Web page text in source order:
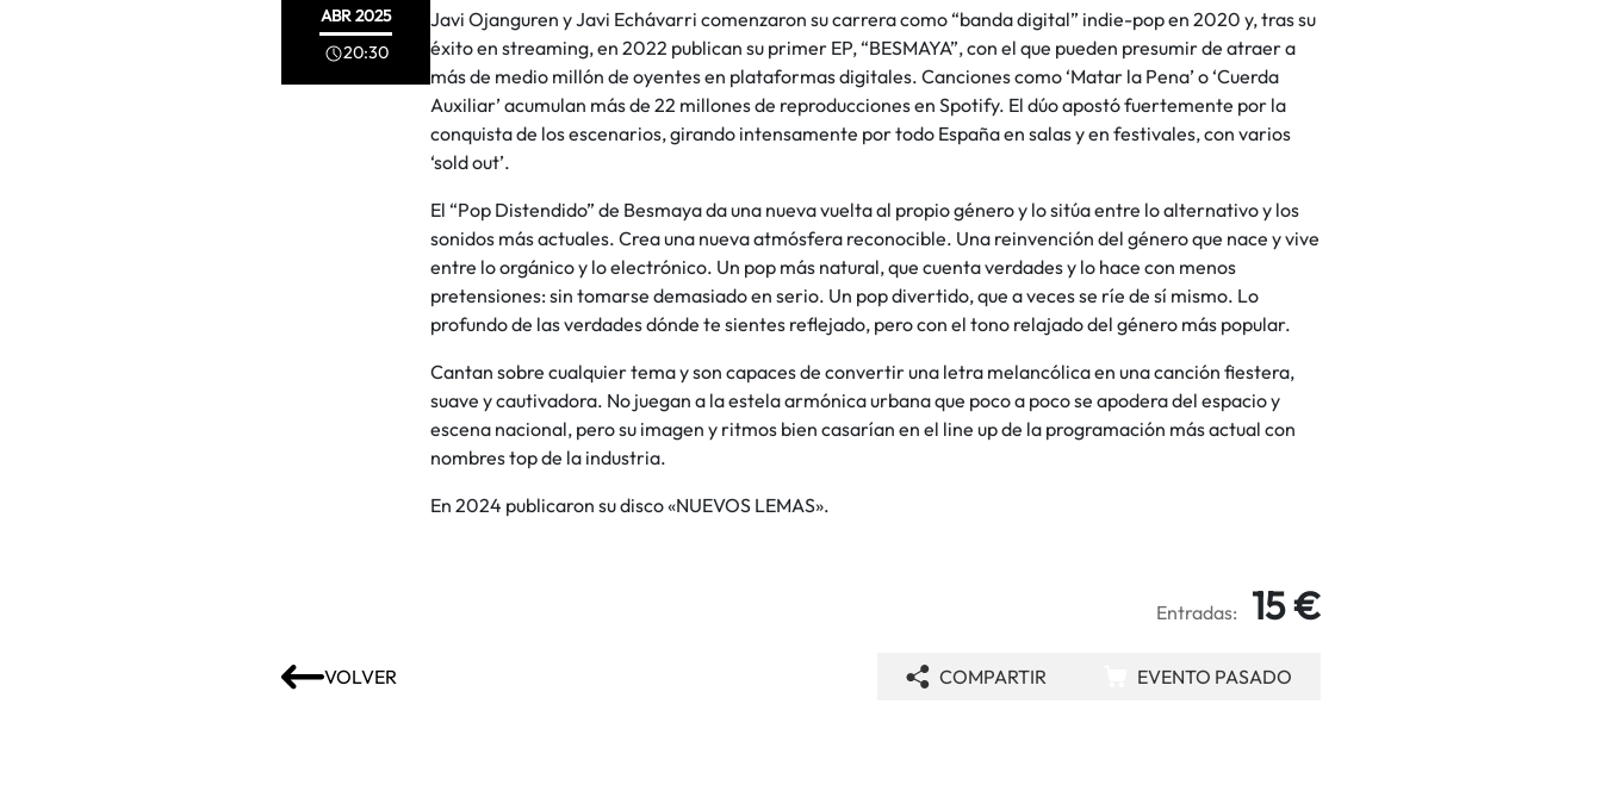
ABR2025
20:30
Javi Ojanguren y Javi Echávarri comenzaron su carrera como “banda digital” indie-pop en 2020 y, tras su
éxito en streaming, en 2022 publican su primer EP, “BESMAYA”, con el que pueden presumir de atraer a
más de medio millón de oyentes en plataformas digitales. Canciones como ‘Matar la Pena’ o ‘Cuerda
Auxiliar’ acumulan más de 22 millones de reproducciones en Spotify. El dúo apostó fuertemente por la
conquista de los escenarios, girando intensamente por todo España en salas y en festivales, con varios
‘sold out’.
El “Pop Distendido” de Besmaya da una nueva vuelta al propio género y lo sitúa entre lo alternativo y los
sonidos más actuales. Crea una nueva atmósfera reconocible. Una reinvención del género que nace y vive
entre lo orgánico y lo electrónico. Un pop más natural, que cuenta verdades y lo hace con menos
pretensiones: sin tomarse demasiado en serio. Un pop divertido, que a veces se ríe de sí mismo. Lo
profundo de las verdades dónde te sientes reflejado, pero con el tono relajado del género más popular.
Cantan sobre cualquier tema y son capaces de convertir una letra melancólica en una canción fiestera,
suave y cautivadora. No juegan a la estela armónica urbana que poco a poco se apodera del espacio y
escena nacional, pero su imagen y ritmos bien casarían en el line up de la programación más actual con
nombres top de la industria.
En 2024 publicaron su disco «NUEVOS LEMAS».
Entradas: 15 €
VOLVER COMPARTIR EVENTO PASADO